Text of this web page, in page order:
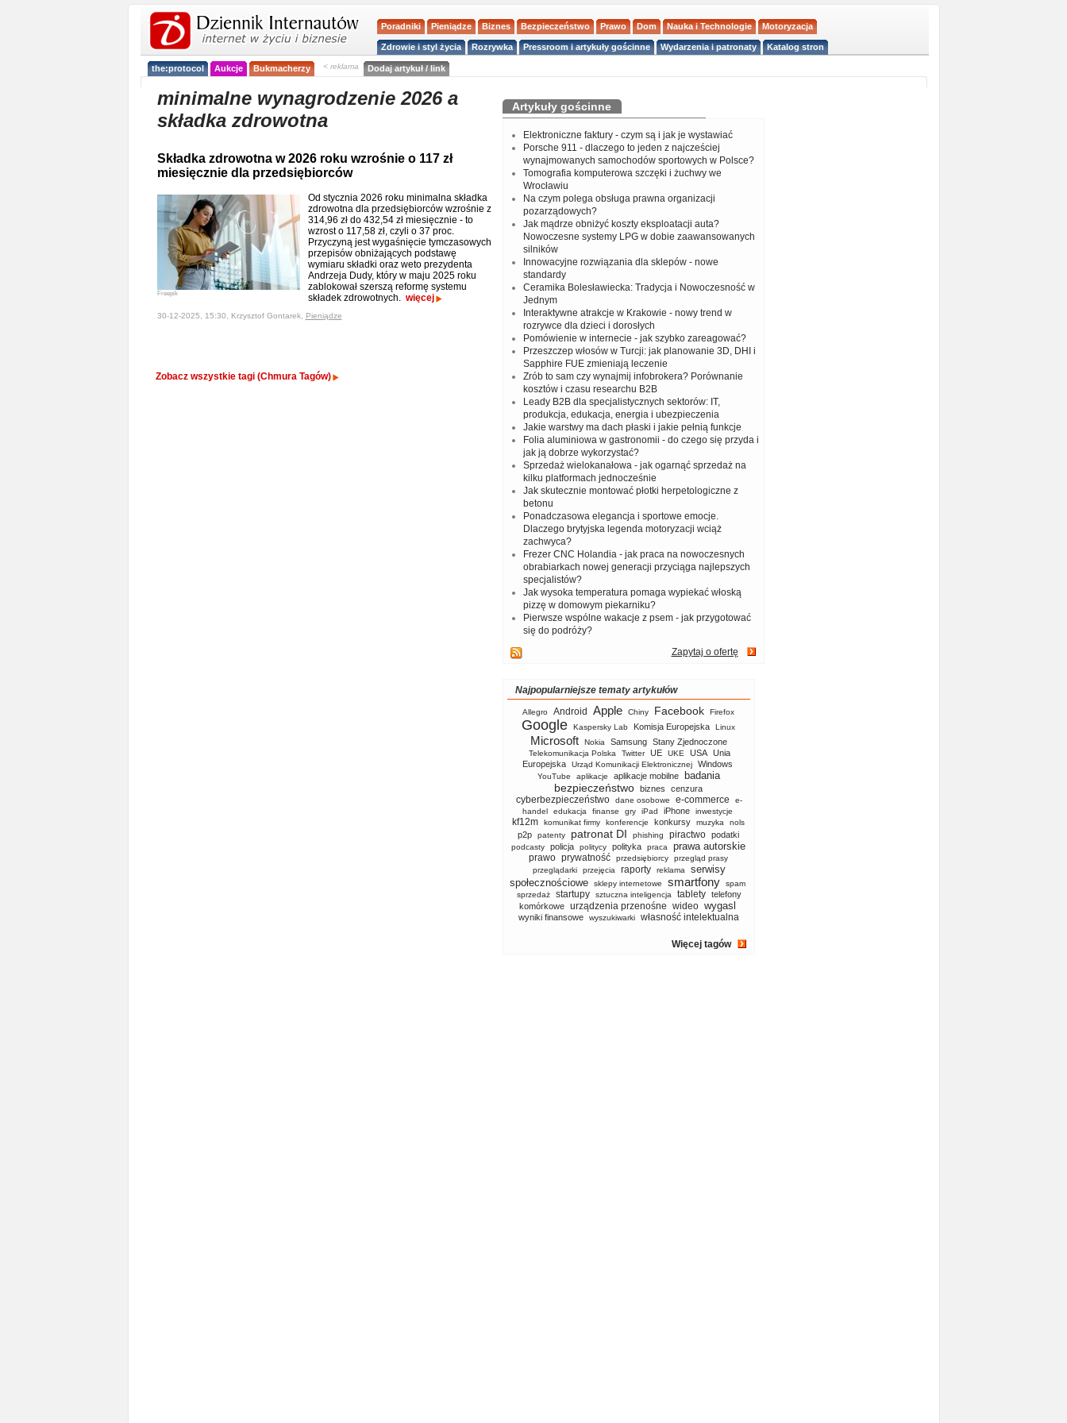
Poradniki Pieniądze Biznes Bezpieczeństwo Prawo Dom Nauka i Technologie Motoryzacja
Zdrowie i styl życia Rozrywka Pressroom i artykuły gościnne Wydarzenia i patronaty Katalog stron
the:protocol Aukcje Bukmacherzy < reklama Dodaj artykuł / link
minimalne wynagrodzenie 2026 a
składka zdrowotna
Składka zdrowotna w 2026 roku wzrośnie o 117 zł
miesięcznie dla przedsiębiorców
Freepik
Od stycznia 2026 roku minimalna składka
zdrowotna dla przedsiębiorców wzrośnie z
314,96 zł do 432,54 zł miesięcznie - to
wzrost o 117,58 zł, czyli o 37 proc.
Przyczyną jest wygaśnięcie tymczasowych
przepisów obniżających podstawę
wymiaru składki oraz weto prezydenta
Andrzeja Dudy, który w maju 2025 roku
zablokował szerszą reformę systemu
składek zdrowotnych. więcej
30-12-2025, 15:30, Krzysztof Gontarek, Pieniądze
Zobacz wszystkie tagi (Chmura Tagów)
Artykuły gościnne
Elektroniczne faktury - czym są i jak je wystawiać
Porsche 911 - dlaczego to jeden z najcześciej
wynajmowanych samochodów sportowych w Polsce?
Tomografia komputerowa szczęki i żuchwy we
Wrocławiu
Na czym polega obsługa prawna organizacji
pozarządowych?
Jak mądrze obniżyć koszty eksploatacji auta?
Nowoczesne systemy LPG w dobie zaawansowanych
silników
Innowacyjne rozwiązania dla sklepów - nowe
standardy
Ceramika Bolesławiecka: Tradycja i Nowoczesność w
Jednym
Interaktywne atrakcje w Krakowie - nowy trend w
rozrywce dla dzieci i dorosłych
Pomówienie w internecie - jak szybko zareagować?
Przeszczep włosów w Turcji: jak planowanie 3D, DHI i
Sapphire FUE zmieniają leczenie
Zrób to sam czy wynajmij infobrokera? Porównanie
kosztów i czasu researchu B2B
Leady B2B dla specjalistycznych sektorów: IT,
produkcja, edukacja, energia i ubezpieczenia
Jakie warstwy ma dach płaski i jakie pełnią funkcje
Folia aluminiowa w gastronomii - do czego się przyda i
jak ją dobrze wykorzystać?
Sprzedaż wielokanałowa - jak ogarnąć sprzedaż na
kilku platformach jednocześnie
Jak skutecznie montować płotki herpetologiczne z
betonu
Ponadczasowa elegancja i sportowe emocje.
Dlaczego brytyjska legenda motoryzacji wciąż
zachwyca?
Frezer CNC Holandia - jak praca na nowoczesnych
obrabiarkach nowej generacji przyciąga najlepszych
specjalistów?
Jak wysoka temperatura pomaga wypiekać włoską
pizzę w domowym piekarniku?
Pierwsze wspólne wakacje z psem - jak przygotować
się do podróży?
Zapytaj o ofertę
Najpopularniejsze tematy artykułów
Allegro Android Apple Chiny Facebook Firefox
Google Kaspersky Lab Komisja Europejska Linux
Microsoft Nokia Samsung Stany Zjednoczone
Telekomunikacja Polska Twitter UE UKE USA
Unia
Europejska
Urząd Komunikacji Elektronicznej Windows
YouTube aplikacje aplikacje mobilne badania
bezpieczeństwo biznes cenzura
cyberbezpieczeństwo dane osobowe e-commerce
e-
handel
edukacja finanse gry iPad iPhone inwestycje
kf12m komunikat firmy konferencje konkursy muzyka nols
p2p patenty patronat DI phishing piractwo podatki
podcasty policja politycy polityka praca prawa autorskie
prawo prywatność przedsiębiorcy
przegląd prasy
przeglądarki
przejęcia raporty reklama
serwisy
społecznościowe
sklepy internetowe smartfony
spam
sprzedaż
startupy sztuczna inteligencja tablety telefony
komórkowe urządzenia przenośne wideo wygasl
wyniki finansowe wyszukiwarki własność intelektualna
Więcej tagów